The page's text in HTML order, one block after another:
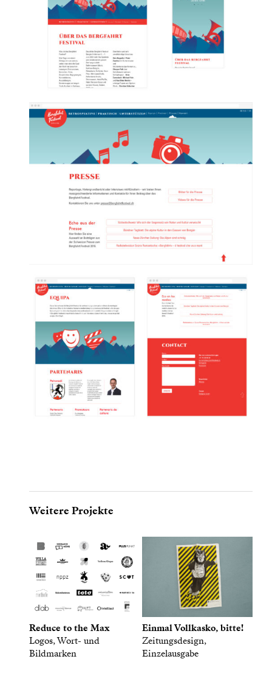
Weitere Projekte
Reduce to the Max
Logos, Wort- und
Bildmarken
Einmal Vollkasko, bitte!
Zeitungsdesign,
Einzelausgabe